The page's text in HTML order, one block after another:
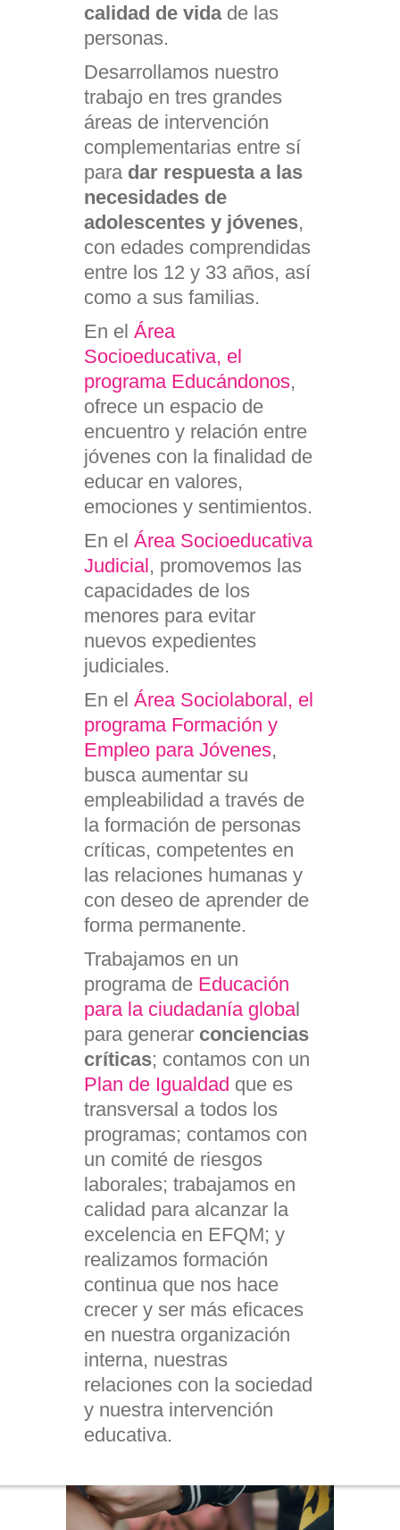
calidad de vidade las
personas.
Desarrollamos nuestro
trabajo en tres grandes
áreas de intervención
complementarias entre sí
para dar respuesta a las
necesidades de
adolescentes y jóvenes,
con edades comprendidas
entre los 12 y 33 años, así
como a sus familias.
En el Área
Socioeducativa, el
programa Educándonos,
ofrece un espacio de
encuentro y relación entre
jóvenes con la finalidad de
educar en valores,
emociones y sentimientos.
En el Área Socioeducativa
Judicial, promovemos las
capacidades de los
menores para evitar
nuevos expedientes
judiciales.
En el Área Sociolaboral, el
programa Formación y
Empleo para Jóvenes,
busca aumentar su
empleabilidad a través de
la formación de personas
críticas, competentes en
las relaciones humanas y
con deseo de aprender de
forma permanente.
Trabajamos en un
programa de Educación
para la ciudadanía global
para generar conciencias
críticas; contamos con un
Plan de Igualdad que es
transversal a todos los
programas; contamos con
un comité de riesgos
laborales; trabajamos en
calidad para alcanzar la
excelencia en EFQM; y
realizamos formación
continua que nos hace
crecer y ser más eficaces
en nuestra organización
interna, nuestras
relaciones con la sociedad
y nuestra intervención
educativa.